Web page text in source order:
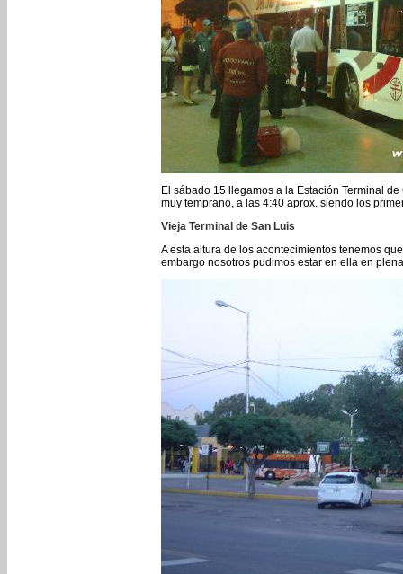
El sábado 15 llegamos a la Estación Terminal
muy temprano, a las 4:40 aprox. siendo los
Vieja Terminal de San Luis
A esta altura de los acontecimientos tenemos
embargo nosotros pudimos estar en ella en